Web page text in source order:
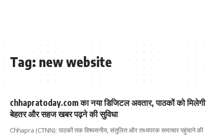
Tag: new website
chhapratoday.com का नया डिजिटल अवतार, पाठकों को मिलेगी
बेहतर और सहज खबर पढ़ने की सुविधा
Chhapra (CTNN): पाठकों तक विश्वसनीय, संतुलित और तथ्यपरक समाचार पहुंचाने की